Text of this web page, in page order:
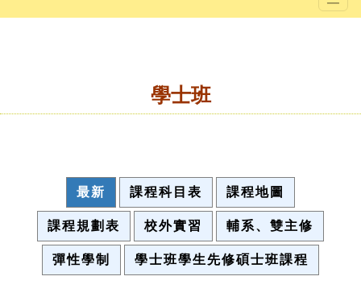
學士班
最新 課程科目表 課程地圖
課程規劃表 校外實習 輔系、雙主修
彈性學制 學士班學生先修碩士班課程